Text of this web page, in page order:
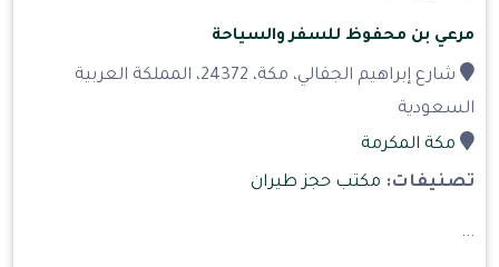
مرعي بن محفوظ للسفر والسياحة
شارع إبراهيم الجفالي، مكة، 24372، المملكة العربية
السعودية
مكة المكرمة
تصنيفات: مكتب حجز طيران
...